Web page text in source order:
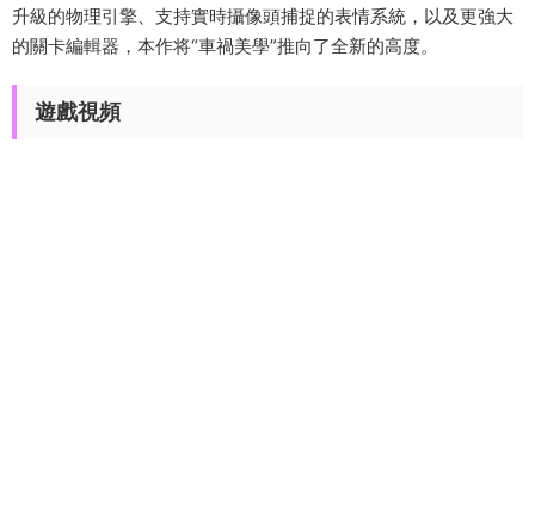
升級的物理引擎、支持實時攝像頭捕捉的表情系統，以及更強大
的關卡編輯器，本作将“車禍美學”推向了全新的高度。
遊戲視頻